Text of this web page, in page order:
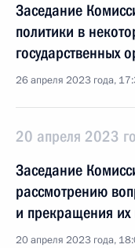
Заседание
политики в
государственных
26 апреля 2023 года,
20 апреля 2023
Заседание
рассмотрению
и прекращения
20 апреля 2023 года,